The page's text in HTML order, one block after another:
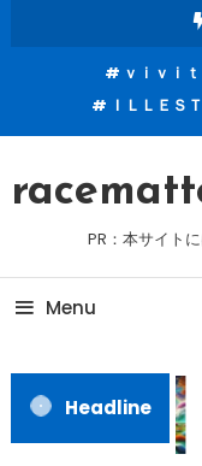
ｖｉｖｉｔ
ＩＬＬＥＳ
PR：本サイト
Menu
Headline